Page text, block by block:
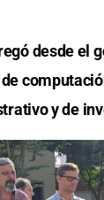
desde el
y de